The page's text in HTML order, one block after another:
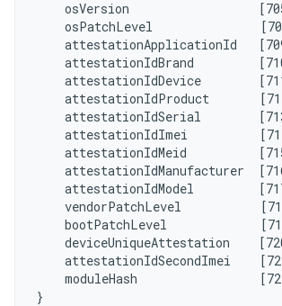
osVersion
osPatchLevel
attestationApplicationId
attestationIdBrand
attestationIdDevice
attestationIdProduct
attestationIdSerial
attestationIdImei
attestationIdMeid
attestationIdManufacturer
attestationIdModel
vendorPatchLevel
bootPatchLevel
deviceUniqueAttestation
attestationIdSecondImei
moduleHash
}